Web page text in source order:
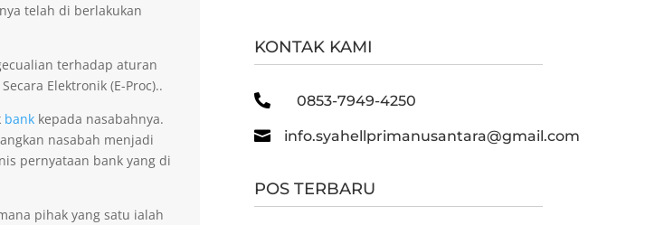
telah di berlakukan
terhadap aturan
Elektronik (E-Proc)..
bank kepada nasabahnya.
nasabah menjadi
pernyataan bank yang di
pihak yang satu ialah
KONTAK KAMI
 0853-7949-4250
 info.syahellprimanusantara@gmail.com
POS TERBARU